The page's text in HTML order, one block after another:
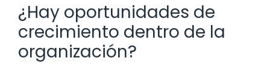
¿Hay oportunidades de
crecimiento dentro de la
organización?